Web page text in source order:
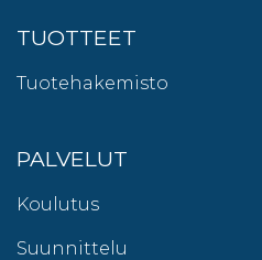
TUOTTEET
Tuotehakemisto
PALVELUT
Koulutus
Suunnittelu